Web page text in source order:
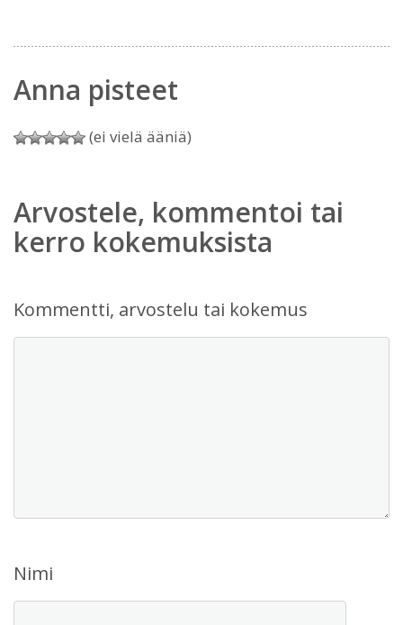
Anna pisteet
(ei vielä ääniä)
Arvostele, kommentoi tai
kerro kokemuksista
Kommentti, arvostelu tai kokemus
Nimi